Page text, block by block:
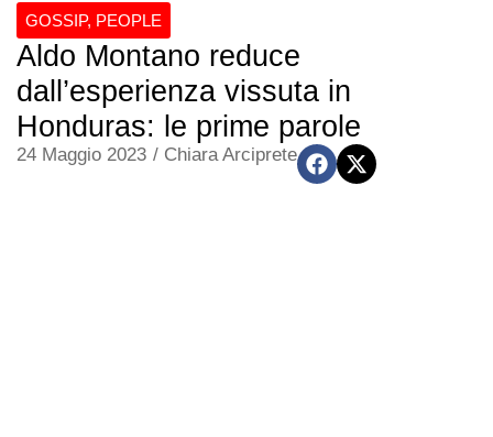
GOSSIP, PEOPLE
Aldo Montano reduce
dall’esperienza vissuta in
Honduras: le prime parole
24 Maggio 2023 / Chiara Arciprete